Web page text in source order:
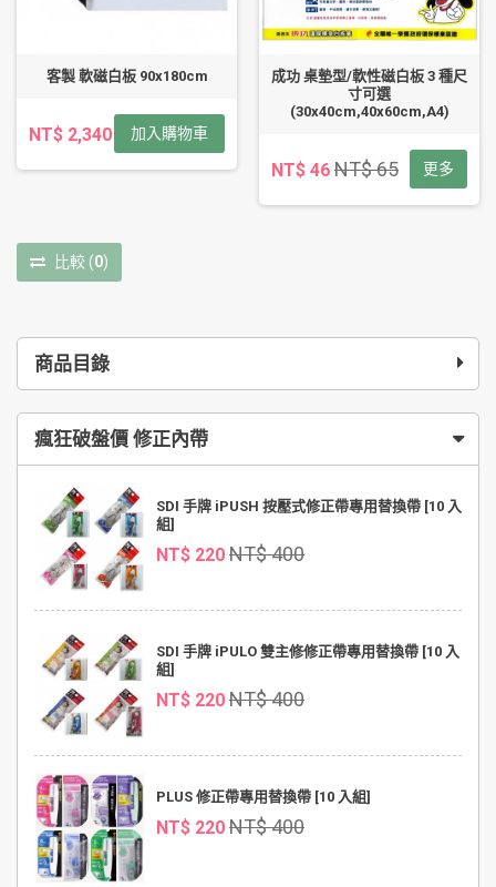
商品目錄
瘋狂破盤價 修正內帶
SDI 手牌 iPUSH 按壓式修正帶專用替換帶 [10 入
組]
NT$ 220 NT$ 400
SDI 手牌 iPULO 雙主修修正帶專用替換帶 [10 入
組]
NT$ 220 NT$ 400
PLUS 修正帶專用替換帶 [10 入組]
NT$ 220 NT$ 400
客製 軟磁白板 90x180cm
NT$ 2,340 加入購物車
成功 桌墊型/軟性磁白板 3 種尺
寸可選
(30x40cm,40x60cm,A4)
NT$ 46 NT$ 65 更多
比較 (0)